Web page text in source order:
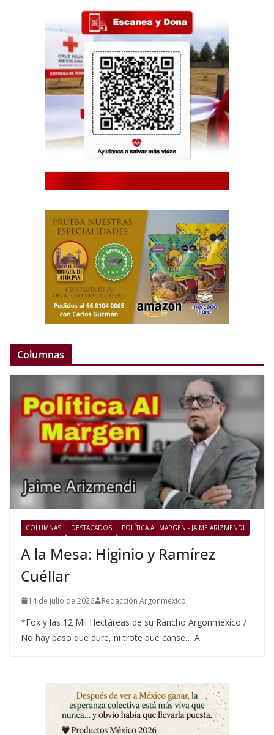
Columnas
COLUMNAS DESTACADOS POLÍTICA AL MARGEN - JAIME ARIZMENDI
A la Mesa: Higinio y Ramírez
Cuéllar
14 de julio de 2026 Redacción Argonmexico
*Fox y las 12 Mil Hectáreas de su Rancho Argonmexico /
No hay paso que dure, ni trote que canse… A